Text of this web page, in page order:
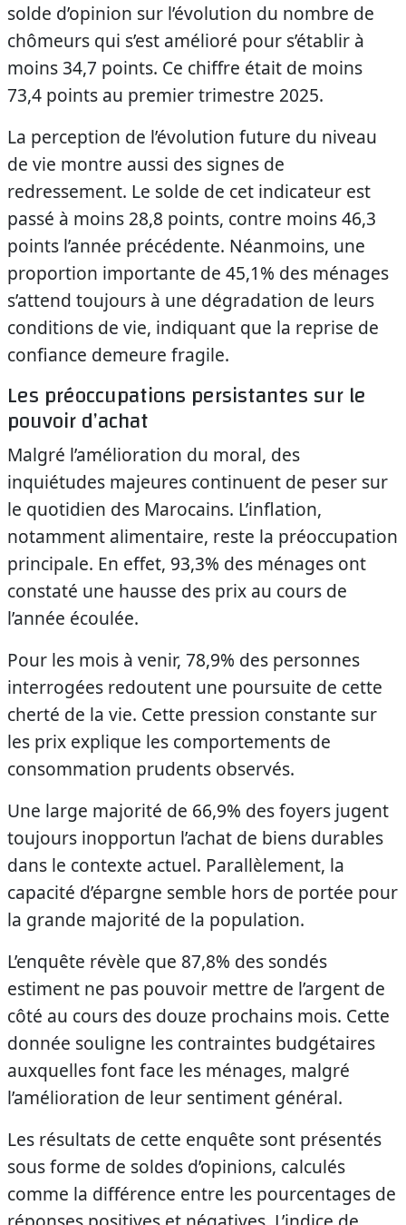
solde d’opinion sur l’évolution du nombre de
chômeurs qui s’est amélioré pour s’établir à
moins 34,7 points. Ce chiffre était de moins
73,4 points au premier trimestre 2025.
La perception de l’évolution future du niveau
de vie montre aussi des signes de
redressement. Le solde de cet indicateur est
passé à moins 28,8 points, contre moins 46,3
points l’année précédente. Néanmoins, une
proportion importante de 45,1% des ménages
s’attend toujours à une dégradation de leurs
conditions de vie, indiquant que la reprise de
confiance demeure fragile.
Les préoccupations persistantes sur le
pouvoir d’achat
Malgré l’amélioration du moral, des
inquiétudes majeures continuent de peser sur
le quotidien des Marocains. L’inflation,
notamment alimentaire, reste la préoccupation
principale. En effet, 93,3% des ménages ont
constaté une hausse des prix au cours de
l’année écoulée.
Pour les mois à venir, 78,9% des personnes
interrogées redoutent une poursuite de cette
cherté de la vie. Cette pression constante sur
les prix explique les comportements de
consommation prudents observés.
Une large majorité de 66,9% des foyers jugent
toujours inopportun l’achat de biens durables
dans le contexte actuel. Parallèlement, la
capacité d’épargne semble hors de portée pour
la grande majorité de la population.
L’enquête révèle que 87,8% des sondés
estiment ne pas pouvoir mettre de l’argent de
côté au cours des douze prochains mois. Cette
donnée souligne les contraintes budgétaires
auxquelles font face les ménages, malgré
l’amélioration de leur sentiment général.
Les résultats de cette enquête sont présentés
sous forme de soldes d’opinions, calculés
comme la différence entre les pourcentages de